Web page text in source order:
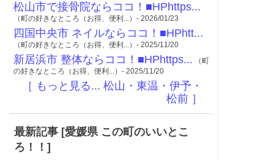
松山市で接骨院ならココ！■HPhttps...
（町の好きなところ（お得、便利...）- 2026/01/23
四国中央市 ネイルならココ！■HPhtt...
（町の好きなところ（お得、便利...）- 2025/11/20
新居浜市 整体ならココ！■HPhttps... （町
の好きなところ（お得、便利...）- 2025/11/20
［ もっと見る... 松山・東温・伊予・
松前 ］
最新記事 [愛媛県 この町のいいとこ
ろ！！]